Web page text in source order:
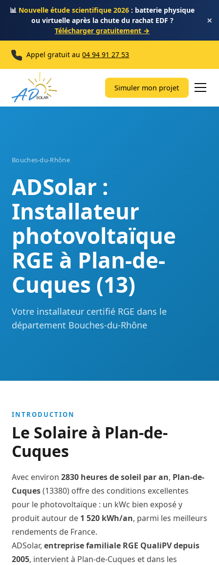
📊 Nouvelle étude scientifique 2026 : batterie physique
ou virtuelle après la chute du rachat EDF ?
Télécharger gratuitement →
×
Appel gratuit au04 94 91 27 53
Simuler mon projet
Bouches-du-Rhône
ADSolar :
Installateur
photovoltaïque
RGE à Plan-de-
Cuques (13)
Votre installateur certifié RGE dans le
département Bouches-du-Rhône
INTRODUCTION
Le Solaire à Plan-de-
Cuques
Avec environ 2830 heures de soleil par an, Plan-de-
Cuques(13380) offre des conditions excellentes
pour le photovoltaïque : un kWc bien exposé y
produit autour de 1 520 kWh/an, parmi les meilleurs
rendements de France.
ADSolar, entreprise familiale RGE QualiPV depuis
2005, intervient à Plan-de-Cuques et dans les